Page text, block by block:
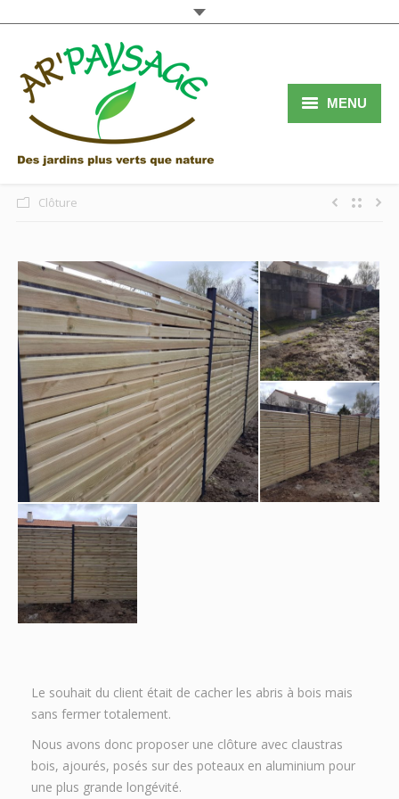
MENU
Accueil
Qui sommes nous
Contact
Blog
Clôture
Le souhait du client était de cacher les abris à bois mais
sans fermer totalement.
Nous avons donc proposer une clôture avec claustras
bois, ajourés, posés sur des poteaux en aluminium pour
une plus grande longévité.